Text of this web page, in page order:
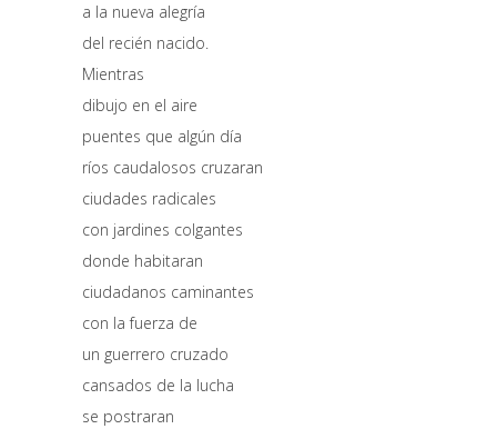
a la nueva alegría
del recién nacido.
Mientras
dibujo en el aire
puentes que algún día
ríos caudalosos cruzaran
ciudades radicales
con jardines colgantes
donde habitaran
ciudadanos caminantes
con la fuerza de
un guerrero cruzado
cansados de la lucha
se postraran